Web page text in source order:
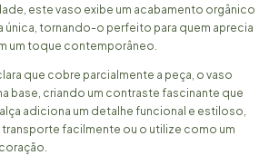
este vaso exibe um acabamento orgânico
única, tornando-o perfeito para quem aprecia
um toque contemporâneo.
que cobre parcialmente a peça, o vaso
base, criando um contraste fascinante que
adiciona um detalhe funcional e estiloso,
facilmente ou o utilize como um